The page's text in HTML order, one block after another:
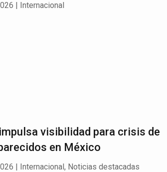
| Internacional
visibilidad para crisis de
en México
| Internacional, Noticias destacadas